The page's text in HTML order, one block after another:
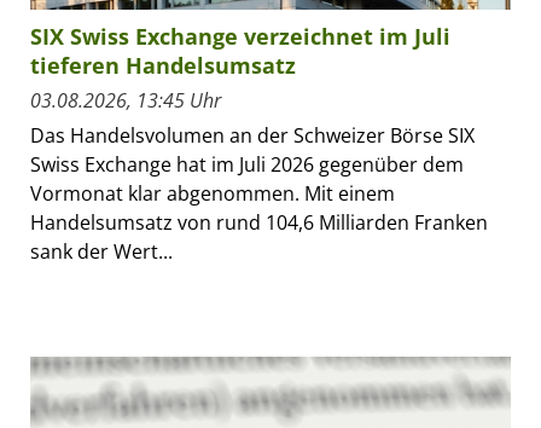
SIX Swiss Exchange verzeichnet im Juli
tieferen Handelsumsatz
03.08.2026, 13:45 Uhr
Das Handelsvolumen an der Schweizer Börse SIX
Swiss Exchange hat im Juli 2026 gegenüber dem
Vormonat klar abgenommen. Mit einem
Handelsumsatz von rund 104,6 Milliarden Franken
sank der Wert...